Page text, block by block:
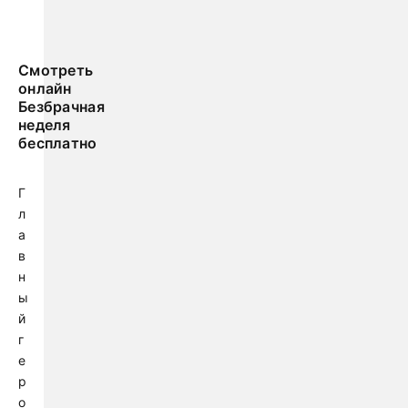
Смотреть
онлайн
Безбрачная
неделя
бесплатно
Г
л
а
в
н
ы
й
г
е
р
о